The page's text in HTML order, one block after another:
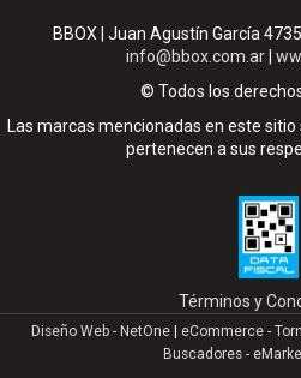
BBOX | Juan Agustín García
info@bbox.com.ar
© Todos los
Las marcas mencionadas en este
pertenecen a sus
Términos y
Diseño Web - NetOne | eCommerce -
Buscadores -